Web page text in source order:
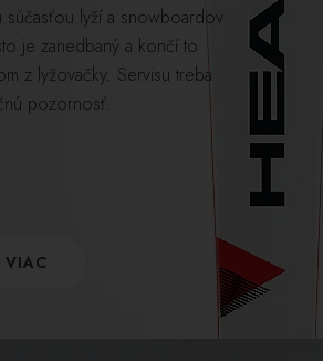
súčasťou lyží a snowboardov
je zanedbaný a končí to
z lyžovačky. Servisu treba
pozornosť.
VIAC